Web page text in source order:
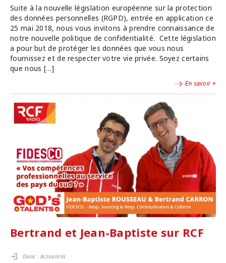
Suite à la nouvelle législation européenne sur la protection
des données personnelles (RGPD), entrée en application ce
25 mai 2018, nous vous invitons à prendre connaissance de
notre nouvelle politique de confidentialité. Cette législation
a pour but de protéger les données que vous nous
fournissez et de respecter votre vie privée. Soyez certains
que nous […]
En savoir +
Bertrand et Jean-Baptiste sur RCF
Dans :Actualités